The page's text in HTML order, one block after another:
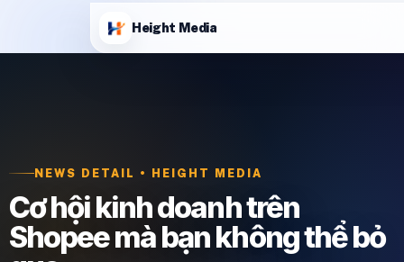
Height Media
NEWS DETAIL • HEIGHT MEDIA
Cơ hội kinh doanh trên
Shopee mà bạn không thể bỏ